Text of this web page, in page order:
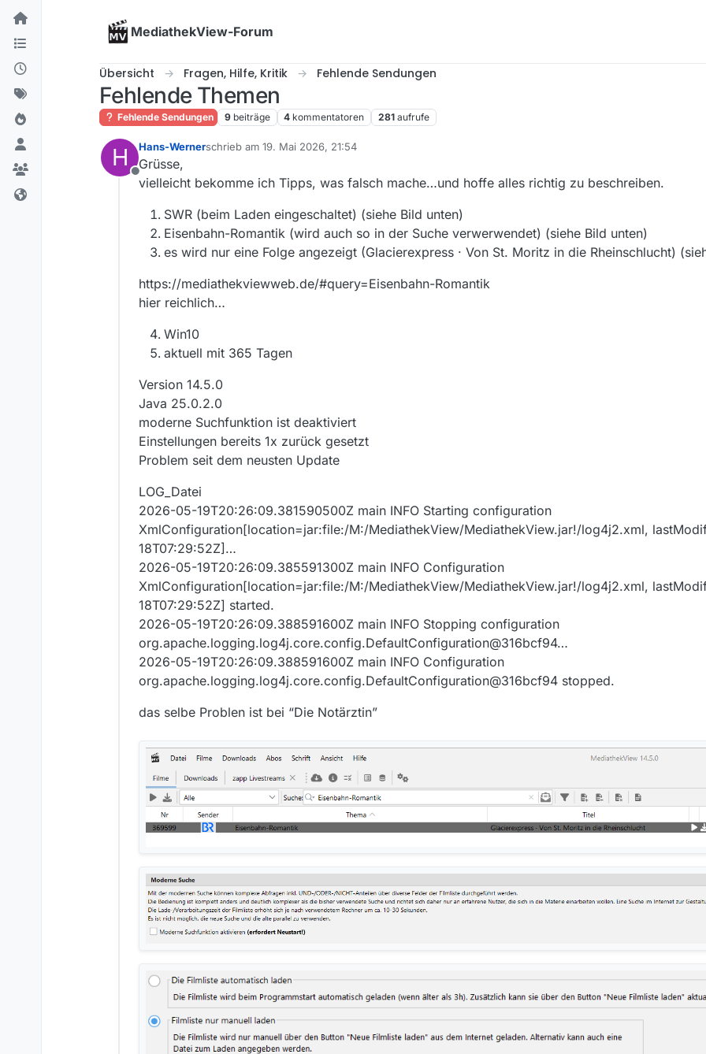
Skip to content
MediathekView-Forum
Übersicht Fragen, Hilfe, Kritik Fehlende Sendungen
Fehlende Themen
Fehlende Sendungen 9 beiträge 4 kommentatoren 281 aufrufe
H
Offline
Hans-Wernerschrieb am 19. Mai 2026, 21:54
zuletzt editiert von
Grüsse,
vielleicht bekomme ich Tipps, was falsch mache…und hoffe alles richtig zu beschreiben.
SWR (beim Laden eingeschaltet) (siehe Bild unten)
Eisenbahn-Romantik (wird auch so in der Suche verwerwendet) (siehe Bild unten)
es wird nur eine Folge angezeigt (Glacierexpress · Von St. Moritz in die Rheinschlucht)
https://mediathekviewweb.de/#query=Eisenbahn-Romantik
hier reichlich…
Win10
aktuell mit 365 Tagen
Version 14.5.0
Java 25.0.2.0
moderne Suchfunktion ist deaktiviert
Einstellungen bereits 1x zurück gesetzt
Problem seit dem neusten Update
LOG_Datei
2026-05-19T20:26:09.381590500Z main INFO Starting configuration
XmlConfiguration[location=jar:file:/M:/MediathekView/MediathekView.jar!/log4j2.xml,
18T07:29:52Z]…
2026-05-19T20:26:09.385591300Z main INFO Configuration
XmlConfiguration[location=jar:file:/M:/MediathekView/MediathekView.jar!/log4j2.xml,
18T07:29:52Z] started.
2026-05-19T20:26:09.388591600Z main INFO Stopping configuration
org.apache.logging.log4j.core.config.DefaultConfiguration@316bcf94…
2026-05-19T20:26:09.388591600Z main INFO Configuration
org.apache.logging.log4j.core.config.DefaultConfiguration@316bcf94 stopped.
das selbe Problen ist bei “Die Notärztin”